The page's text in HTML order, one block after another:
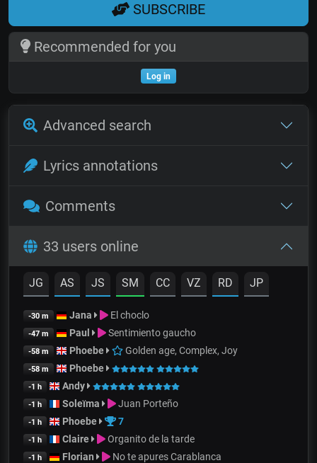
SUBSCRIBE
Recommended for you
Log in
Advanced search
Lyrics annotations
Comments
33 users online
JG AS JS SM CC VZ RD JP
-30 m Jana El choclo
-47 m Paul Sentimiento gaucho
-58 m Phoebe Golden age, Complex, Joy
-58 m Phoebe
-1 h Andy
-1 h Soleïma Juan Porteño
-1 h Phoebe 7
-1 h Claire Organito de la tarde
-1 h Florian No te apures Carablanca